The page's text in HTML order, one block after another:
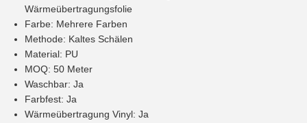
Wärmeübertragungsfolie
Farbe: Mehrere Farben
Methode: Kaltes Schälen
Material: PU
MOQ: 50 Meter
Waschbar: Ja
Farbfest: Ja
Wärmeübertragung Vinyl: Ja